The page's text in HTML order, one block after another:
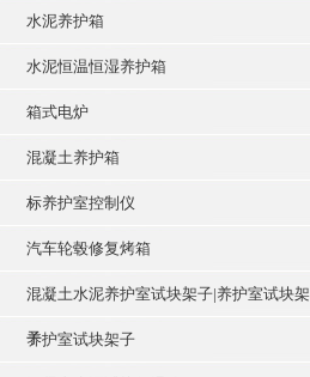
水泥养护箱
水泥恒温恒湿养护箱
箱式电炉
混凝土养护箱
标养护室控制仪
汽车轮毂修复烤箱
混凝土水泥养护室试块架子|养护室试块架
子
养护室试块架子